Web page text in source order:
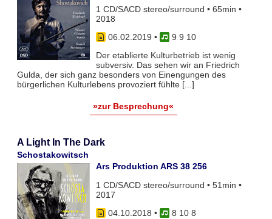
1 CD/SACD stereo/surround • 65min •
2018
06.02.2019 •
9 9 10
Der etablierte Kulturbetrieb ist wenig
subversiv. Das sehen wir an Friedrich
Gulda, der sich ganz besonders von Einengungen des
bürgerlichen Kulturlebens provoziert fühlte [...]
»zur Besprechung«
A Light In The Dark
Schostakowitsch
Ars Produktion ARS 38 256
1 CD/SACD stereo/surround • 51min •
2017
04.10.2018 •
8 10 8